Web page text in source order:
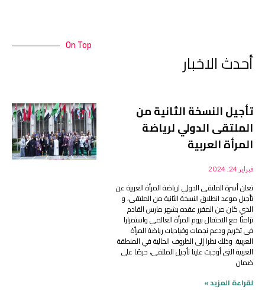
On Top
أحدث الاخبار
تأجيل النسخة الثانية من
الملتقى الدولي لرياضة
المرأة العربية
فبراير 24, 2024
تعلن أسرة الملتقى الدولي لرياضة المرأة العربية عن
تأجيل موعد انطلاق النسخة الثانية من الملتقى، و
الذي كان من المقرر عقده بشهر مارس القادم
تزامنًا مع الاحتفال بيوم المرأة العالمي واستمرارا
فى تكريم ودعم نجمات وقياديات رياضة المرأة
العربية. وذلك نظرا إلى الظروف الحالية في المنطقة
العربية التى أوجبت علينا تأجيل الملتقى، حرصًا على
ضمان
لقراءة المزيد »